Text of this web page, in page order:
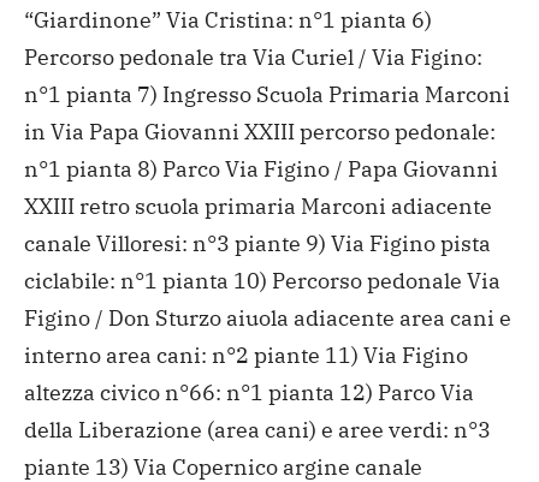
“Giardinone” Via Cristina: n°1 pianta 6)
Percorso pedonale tra Via Curiel / Via Figino:
n°1 pianta 7) Ingresso Scuola Primaria Marconi
in Via Papa Giovanni XXIII percorso pedonale:
n°1 pianta 8) Parco Via Figino / Papa Giovanni
XXIII retro scuola primaria Marconi adiacente
canale Villoresi: n°3 piante 9) Via Figino pista
ciclabile: n°1 pianta 10) Percorso pedonale Via
Figino / Don Sturzo aiuola adiacente area cani e
interno area cani: n°2 piante 11) Via Figino
altezza civico n°66: n°1 pianta 12) Parco Via
della Liberazione (area cani) e aree verdi: n°3
piante 13) Via Copernico argine canale